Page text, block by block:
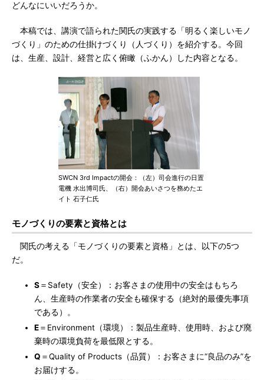
どんなにいいだろうか。
本稿では、講演で語られた関氏の実践する「明るく楽しいモノ
づくり」のための仕掛けづくり（人づくり）を紹介する。今回
は、生産、設計、経営と広く俯瞰（ふかん）した内容となる。
SWCN 3rd Impactの開会：（左）司会進行の日置
電機 水出博司氏、（右）開会あいさつを務めたエ
イト 石子仁氏
モノづくりの要素と資格とは
関氏の考える「モノづくりの要素と資格」とは、以下の5つ
だ。
S＝Safety（安全）：お客さまの使用中の安全はもちろ
ん、生産時の作業者の安全も確保する（絶対的最優先事項
である）。
E＝Environment（環境）：製品生産時、使用時、および廃
棄時の環境負荷を最低限とする。
Q ＝Quality of Products（品質）：お客さまに“良品のみ”を
お届けする。